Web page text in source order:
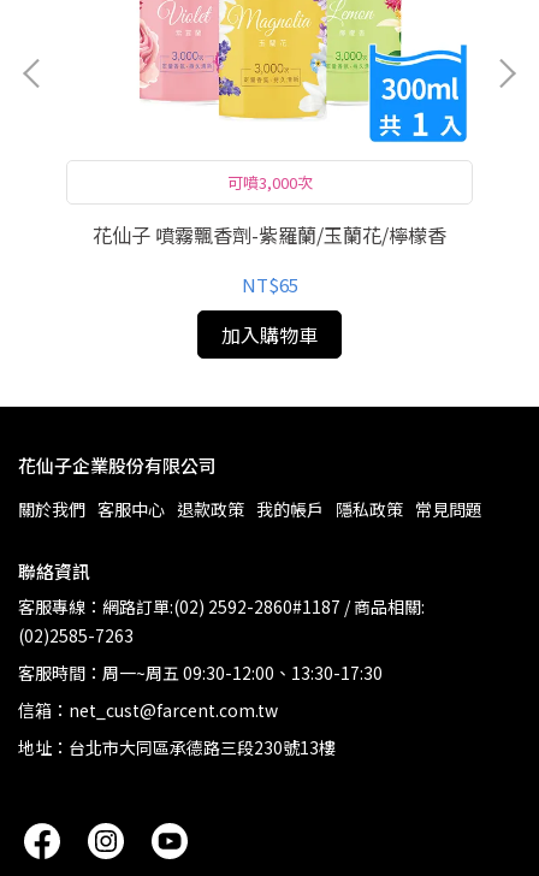
可噴3,000次
隨身攜帶款 走到哪香到哪☛空間織品噴霧
花仙子 噴霧飄香劑-紫羅蘭/玉蘭花/檸檬香
NT$65
加入購物車
花仙子企業股份有限公司
關於我們 客服中心 退款政策 我的帳戶 隱私政策 常見問題
聯絡資訊
客服專線：網路訂單:(02) 2592-2860#1187 / 商品相關:
(02)2585-7263
客服時間：周一~周五 09:30-12:00、13:30-17:30
信箱：net_cust@farcent.com.tw
地址：台北市大同區承德路三段230號13樓